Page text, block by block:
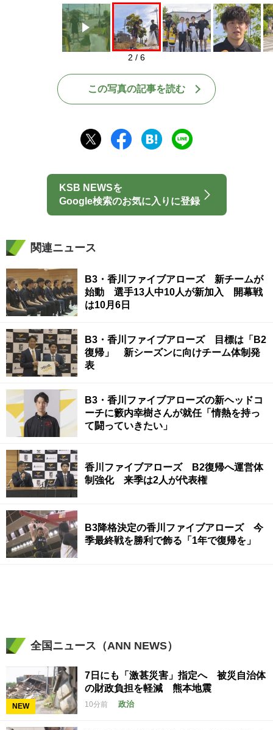
2 / 6
この写真の記事を読む
KSB NEWSを
Google検索のお気に入りに登録
関連ニュース
B3・香川ファイブアローズ 新チームが
始動 選手13人中10人が新加入 開幕戦
は10月6日
B3・香川ファイブアローズ 目標は「B2
復帰」 新シーズンに向けチーム体制発
表
B3・香川ファイブアローズの新ヘッドコ
ーチに籔内幸樹さんが就任「情熱を持っ
て闘っていきたい」
香川ファイブアローズ B2復帰へ運営体
制強化 来季は2人が代表権
B3降格決定の香川ファイブアローズ 今
季最終戦を勝利で飾る「1年で復帰を」
全国ニュース（ANN NEWS）
NEW
7日にも「激甚災害」指定へ 被災自治体
の財政負担を軽減 熊本地震
10分前 政治